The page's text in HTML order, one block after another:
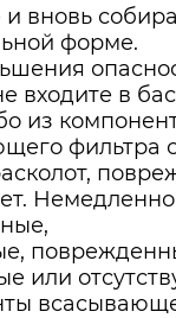
вновь
форме.
входите в
из
фильтра
или